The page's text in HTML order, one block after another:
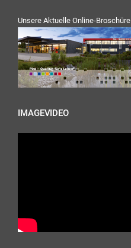
Unsere Aktuelle Online-Broschüre
IMAGEVIDEO